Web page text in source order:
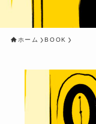
ホーム BOOK